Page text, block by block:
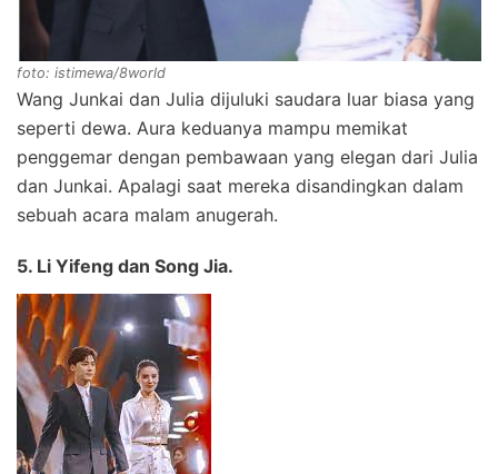
foto: istimewa/8world
Wang Junkai dan Julia dijuluki saudara luar biasa yang
seperti dewa. Aura keduanya mampu memikat
penggemar dengan pembawaan yang elegan dari Julia
dan Junkai. Apalagi saat mereka disandingkan dalam
sebuah acara malam anugerah.
5. Li Yifeng dan Song Jia.